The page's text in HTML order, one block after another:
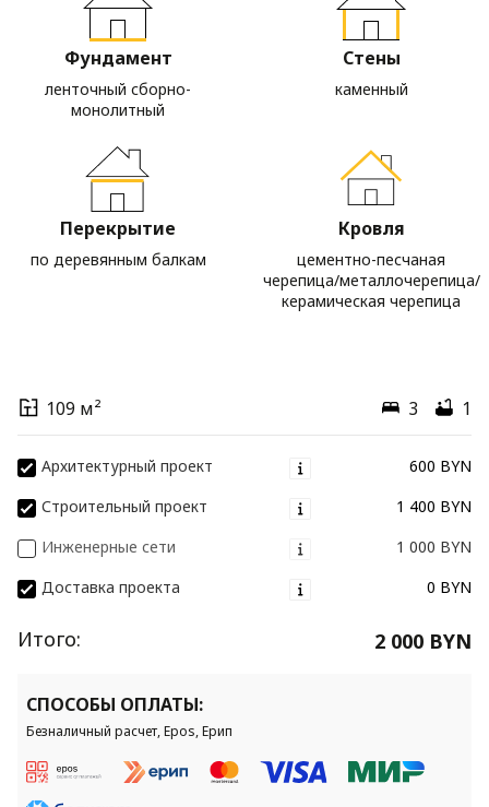
Фундамент
ленточный сборно-
монолитный
Стены
каменный
Перекрытие
по деревянным балкам
Кровля
цементно-песчаная
черепица/металлочерепица/
керамическая черепица
109 м² 3 1
Архитектурный проект
600 BYN
Строительный проект
1 400 BYN
Инженерные сети
1 000 BYN
Доставка проекта
0 BYN
Итого: 2 000 BYN
СПОСОБЫ ОПЛАТЫ:
Безналичный расчет, Epos, Ерип